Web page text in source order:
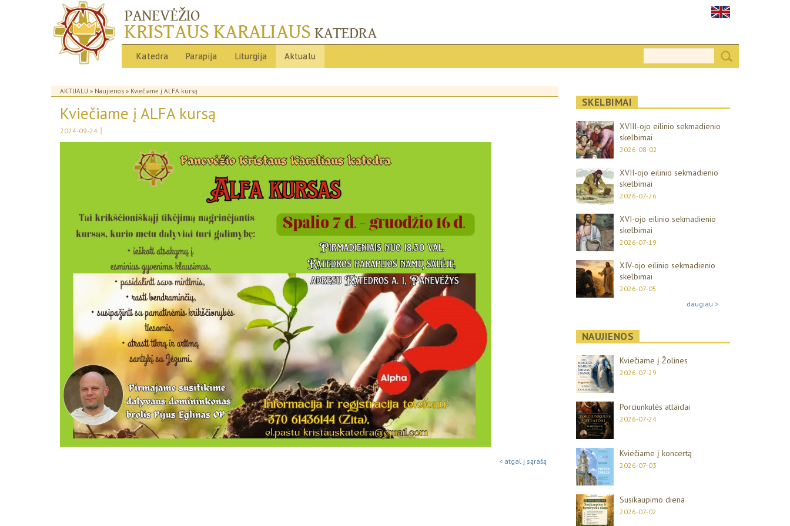
Katedra Parapija Liturgija Aktualu
AKTUALU » Naujienos » Kviečiame į ALFA kursą
Kviečiame į ALFA kursą
2024-09-24 |
< atgal į sąrašą
SKELBIMAI
XVIII-ojo eilinio sekmadienio
skelbimai
2026-08-02
XVII-ojo eilinio sekmadienio
skelbimai
2026-07-26
XVI-ojo eilinio sekmadienio
skelbimai
2026-07-19
XIV-ojo eilinio sekmadienio
skelbimai
2026-07-05
daugiau >
NAUJIENOS
Kviečiame į Žolines
2026-07-29
Porciunkulės atlaidai
2026-07-24
Kviečiame į koncertą
2026-07-03
Susikaupimo diena
2026-07-02